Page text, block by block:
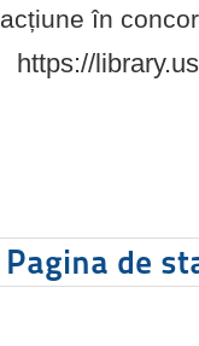
acțiune în
https://
Pagina de